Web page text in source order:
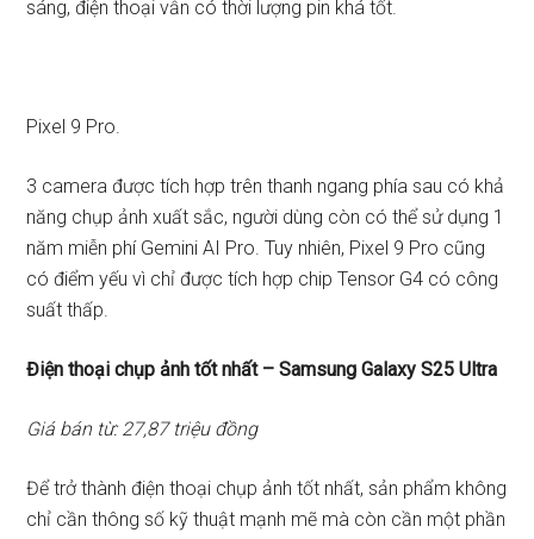
sáng, điện thoại vẫn có thời lượng pin khá tốt.
Pixel 9 Pro.
3 camera được tích hợp trên thanh ngang phía sau có khả
năng chụp ảnh xuất sắc, người dùng còn có thể sử dụng 1
năm miễn phí Gemini AI Pro. Tuy nhiên, Pixel 9 Pro cũng
có điểm yếu vì chỉ được tích hợp chip Tensor G4 có công
suất thấp.
Điện thoại chụp ảnh tốt nhất – Samsung Galaxy S25 Ultra
Giá bán từ: 27,87 triệu đồng
Để trở thành điện thoại chụp ảnh tốt nhất, sản phẩm không
chỉ cần thông số kỹ thuật mạnh mẽ mà còn cần một phần